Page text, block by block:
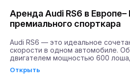
Аренда Audi RS6 в Европе–
премиального спорткара
Audi RS6 — это идеальное
скорости в одном автомобиле.
двигателем мощностью 600
3.66 секунды, что делает его
Открыть